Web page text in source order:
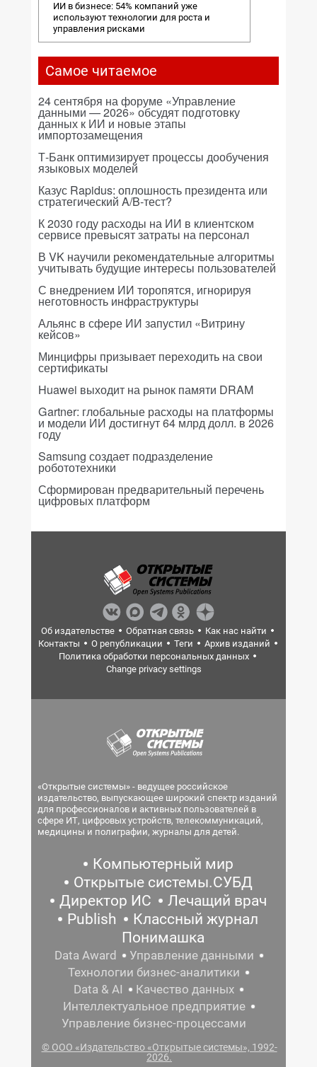
ИИ в бизнесе: 54% компаний уже
используют технологии для роста и
управления рисками
Самое читаемое
24 сентября на форуме «Управление
данными — 2026» обсудят подготовку
данных к ИИ и новые этапы
импортозамещения
Т-Банк оптимизирует процессы дообучения
языковых моделей
Казус Rapidus: оплошность президента или
стратегический A/B-тест?
К 2030 году расходы на ИИ в клиентском
сервисе превысят затраты на персонал
В VK научили рекомендательные алгоритмы
учитывать будущие интересы пользователей
С внедрением ИИ торопятся, игнорируя
неготовность инфраструктуры
Альянс в сфере ИИ запустил «Витрину
кейсов»
Минцифры призывает переходить на свои
сертификаты
Huawei выходит на рынок памяти DRAM
Gartner: глобальные расходы на платформы
и модели ИИ достигнут 64 млрд долл. в 2026
году
Samsung создает подразделение
робототехники
Сформирован предварительный перечень
цифровых платформ
Об издательстве Обратная связь
Как нас найти
Контакты
О републикации Теги
Архив изданий
Политика обработки персональных данных
Change privacy settings
«Открытые системы» - ведущее российское
издательство, выпускающее широкий спектр изданий
для профессионалов и активных пользователей в
сфере ИТ, цифровых устройств, телекоммуникаций,
медицины и полиграфии, журналы для детей.
Компьютерный мир
Открытые системы.СУБД
Директор ИС
Лечащий врач
Publish
Классный журнал
Понимашка
Data Award
Управление данными
Технологии бизнес-аналитики
Data & AI
Качество данных
Интеллектуальное предприятие
Управление бизнес-процессами
© ООО «Издательство «Открытые системы», 1992-
2026.